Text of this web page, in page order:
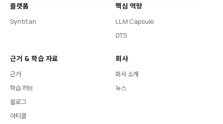
플랫폼
Syntitan
핵심 역량
LLM Capsule
DTS
근거 & 학습 자료
근거
학습 허브
블로그
아티클
회사
회사 소개
뉴스